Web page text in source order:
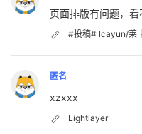
页面排版有问题，
#投稿# lcayun/莱卡云：促销再次来
匿名
xzxxx
Lightlayer